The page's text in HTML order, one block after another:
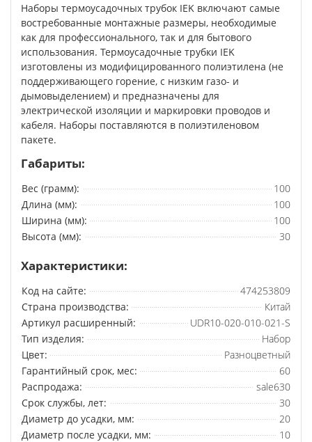
Наборы термоусадочных трубок IEK включают самые
востребованные монтажные размеры, необходимые
как для профессионального, так и для бытового
использования. Термоусадочные трубки IEK
изготовлены из модифицированного полиэтилена (не
поддерживающего горение, с низким газо- и
дымовыделением) и предназначены для
электрической изоляции и маркировки проводов и
кабеля. Наборы поставляются в полиэтиленовом
пакете.
Габариты:
Вес (грамм):
100
Длина (мм):
100
Ширина (мм):
100
Высота (мм):
30
Характеристики:
Код на сайте:
474253809
Страна производства:
Китай
Артикул расширенный:
UDR10-020-010-021-S
Тип изделия:
Набор
Цвет:
Разноцветный
Гарантийный срок, мес:
60
Распродажа:
sale630
Срок службы, лет:
30
Диаметр до усадки, мм:
20
Диаметр после усадки, мм:
10